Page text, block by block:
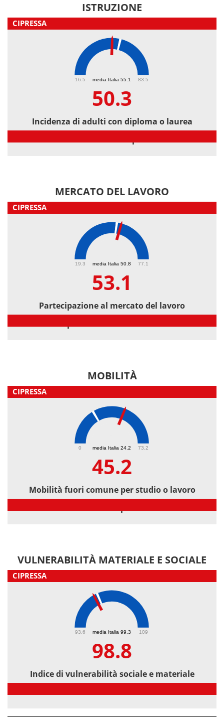
ISTRUZIONE
CIPRESSA
media Italia 55.1
16.5 83.5
50.3
Incidenza di adulti con diploma o laurea
MERCATO DEL LAVORO
CIPRESSA
media Italia 50.8
19.3 77.1
53.1
Partecipazione al mercato del lavoro
MOBILITÀ
CIPRESSA
media Italia 24.2
0 73.2
45.2
Mobilità fuori comune per studio o lavoro
VULNERABILITÀ MATERIALE E SOCIALE
CIPRESSA
media Italia 99.3
93.6 109
98.8
Indice di vulnerabilità sociale e materiale